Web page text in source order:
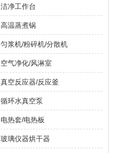
洁净工作台
高温蒸煮锅
匀浆机/粉碎机/分散机
空气净化/风淋室
真空反应器/反应釜
循环水真空泵
电热套/电热板
玻璃仪器烘干器